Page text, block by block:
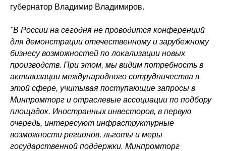
губернатор Владимир Владимиров.
"В России на сегодня не проводится конференций
для демонстрации отечественному и зарубежному
бизнесу возможностей по локализации новых
производств. При этом, мы видим потребность в
активизации международного сотрудничества в
этой сфере, учитывая поступающие запросы в
Минпромторг и отраслевые ассоциации по подбору
площадок. Иностранных инвесторов, в первую
очередь, интересуют инфраструктурные
возможности регионов, льготы и меры
государственной поддержки. Минпромторг